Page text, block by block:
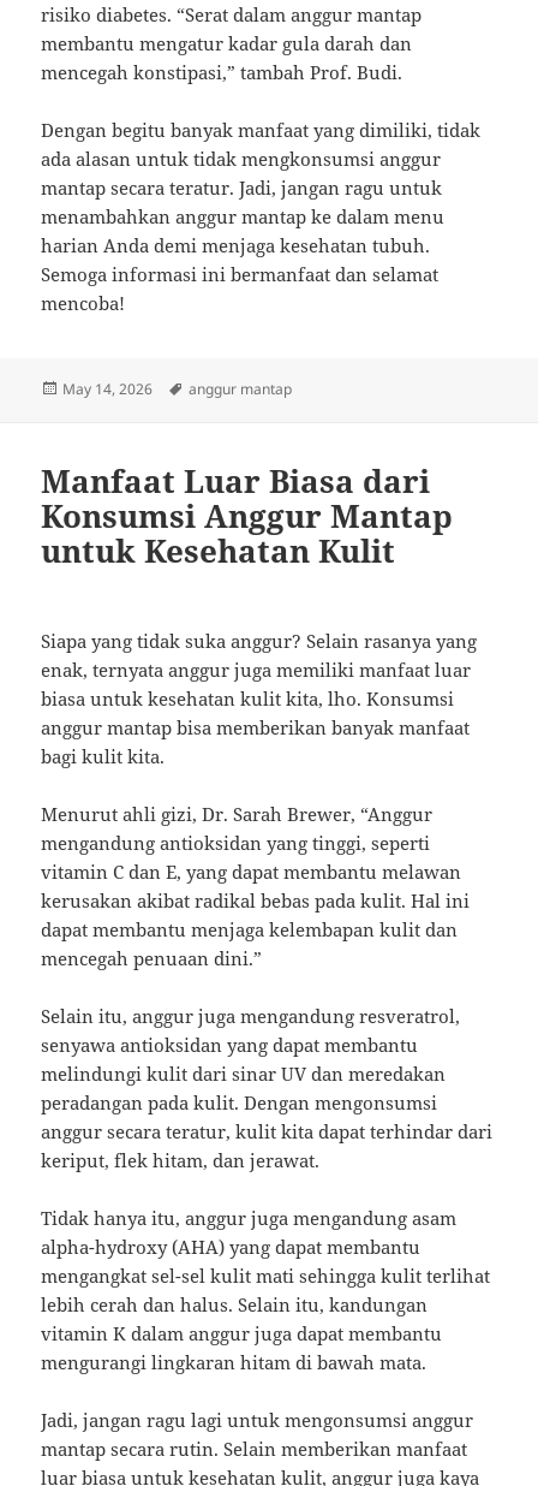
risiko diabetes. “Serat dalam anggur mantap
membantu mengatur kadar gula darah dan
mencegah konstipasi,” tambah Prof. Budi.
Dengan begitu banyak manfaat yang dimiliki, tidak
ada alasan untuk tidak mengkonsumsi anggur
mantap secara teratur. Jadi, jangan ragu untuk
menambahkan anggur mantap ke dalam menu
harian Anda demi menjaga kesehatan tubuh.
Semoga informasi ini bermanfaat dan selamat
mencoba!
Posted
May 14, 2026 Tags
anggur mantap
Manfaat Luar Biasa dari
Konsumsi Anggur Mantap
untuk Kesehatan Kulit
Siapa yang tidak suka anggur? Selain rasanya yang
enak, ternyata anggur juga memiliki manfaat luar
biasa untuk kesehatan kulit kita, lho. Konsumsi
anggur mantap bisa memberikan banyak manfaat
bagi kulit kita.
Menurut ahli gizi, Dr. Sarah Brewer, “Anggur
mengandung antioksidan yang tinggi, seperti
vitamin C dan E, yang dapat membantu melawan
kerusakan akibat radikal bebas pada kulit. Hal ini
dapat membantu menjaga kelembapan kulit dan
mencegah penuaan dini.”
Selain itu, anggur juga mengandung resveratrol,
senyawa antioksidan yang dapat membantu
melindungi kulit dari sinar UV dan meredakan
peradangan pada kulit. Dengan mengonsumsi
anggur secara teratur, kulit kita dapat terhindar dari
keriput, flek hitam, dan jerawat.
Tidak hanya itu, anggur juga mengandung asam
alpha-hydroxy (AHA) yang dapat membantu
mengangkat sel-sel kulit mati sehingga kulit terlihat
lebih cerah dan halus. Selain itu, kandungan
vitamin K dalam anggur juga dapat membantu
mengurangi lingkaran hitam di bawah mata.
Jadi, jangan ragu lagi untuk mengonsumsi anggur
mantap secara rutin. Selain memberikan manfaat
luar biasa untuk kesehatan kulit, anggur juga kaya